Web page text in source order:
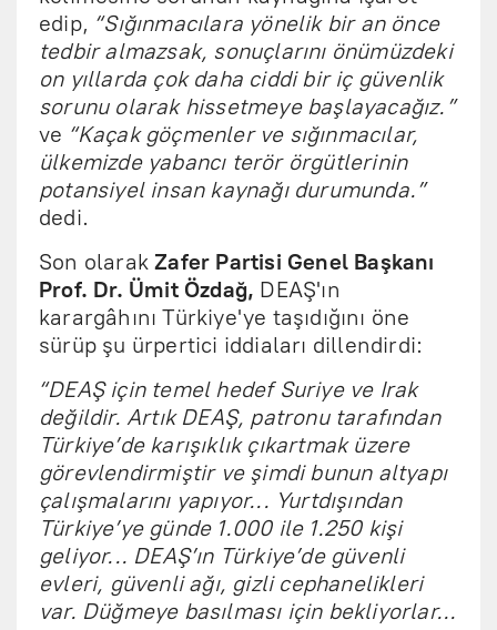
edip, “Sığınmacılara yönelik bir an önce
tedbir almazsak, sonuçlarını önümüzdeki
on yıllarda çok daha ciddi bir iç güvenlik
sorunu olarak hissetmeye başlayacağız.”
ve “Kaçak göçmenler ve sığınmacılar,
ülkemizde yabancı terör örgütlerinin
potansiyel insan kaynağı durumunda.”
dedi.
Son olarak Zafer Partisi Genel Başkanı
Prof. Dr. Ümit Özdağ, DEAŞ'ın
karargâhını Türkiye'ye taşıdığını öne
sürüp şu ürpertici iddiaları dillendirdi:
“DEAŞ için temel hedef Suriye ve Irak
değildir. Artık DEAŞ, patronu tarafından
Türkiye’de karışıklık çıkartmak üzere
görevlendirmiştir ve şimdi bunun altyapı
çalışmalarını yapıyor... Yurtdışından
Türkiye’ye günde 1.000 ile 1.250 kişi
geliyor... DEAŞ’ın Türkiye’de güvenli
evleri, güvenli ağı, gizli cephanelikleri
var. Düğmeye basılması için bekliyorlar...